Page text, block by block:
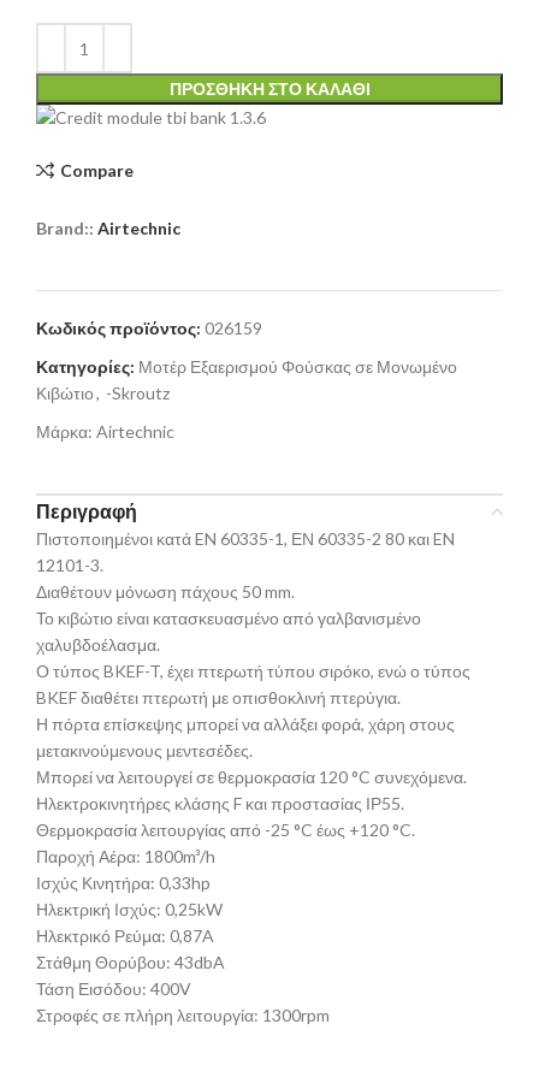
ΠΡΟΣΘΉΚΗ ΣΤΟ ΚΑΛΆΘΙ
Compare
Brand:: Airtechnic
Κωδικός προϊόντος: 026159
Κατηγορίες: Μοτέρ Εξαερισμού Φούσκας σε Μονωμένο
Κιβώτιο, -Skroutz
Μάρκα: Airtechnic
Περιγραφή
Πιστοποιημένοι κατά EN 60335-1, ΕΝ 60335-2 80 και EN
12101-3.
Διαθέτουν μόνωση πάχους 50 mm.
Το κιβώτιο είναι κατασκευασμένο από γαλβανισμένο
χαλυβδοέλασμα.
Ο τύπος BKEF-T, έχει πτερωτή τύπου σιρόκο, ενώ ο τύπος
BKEF διαθέτει πτερωτή με οπισθοκλινή πτερύγια.
Η πόρτα επίσκεψης μπορεί να αλλάξει φορά, χάρη στους
μετακινούμενους μεντεσέδες.
Μπορεί να λειτουργεί σε θερμοκρασία 120 °C συνεχόμενα.
Ηλεκτροκινητήρες κλάσης F και προστασίας ΙΡ55.
Θερμοκρασία λειτουργίας από -25 °C έως +120 °C.
Παροχή Αέρα: 1800m³/h
Ισχύς Κινητήρα: 0,33hp
Ηλεκτρική Ισχύς: 0,25kW
Ηλεκτρικό Ρεύμα: 0,87A
Στάθμη Θορύβου: 43dbA
Τάση Εισόδου: 400V
Στροφές σε πλήρη λειτουργία: 1300rpm